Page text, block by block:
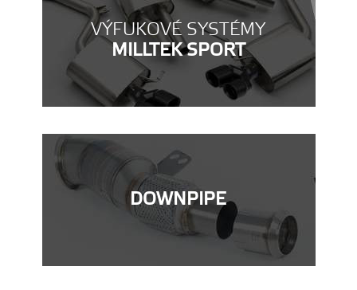
VÝFUKOVÉ SYSTÉMY
MILLTEK SPORT
DOWNPIPE